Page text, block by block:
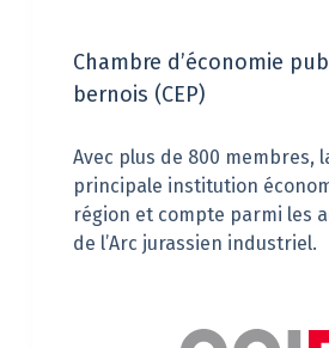
Chambre d’économie
bernois (CEP)
Avec plus de 800 membres,
principale institution
région et compte parmi les
de l’Arc jurassien industriel.